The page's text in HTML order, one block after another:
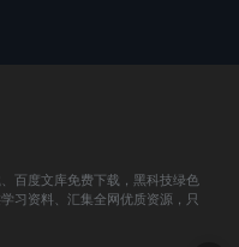
百度文库免费下载，黑科技绿色
习资料、汇集全网优质资源，只